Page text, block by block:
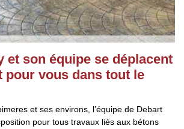
et son équipe se déplacent
pour vous dans tout le
et ses environs, l’équipe de Debart
pour tous travaux liés aux bétons